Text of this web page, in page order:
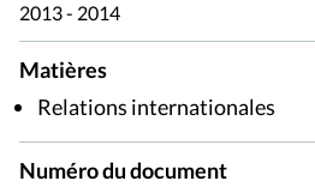
2013 - 2014
Matières
Relations internationales
Numéro du document